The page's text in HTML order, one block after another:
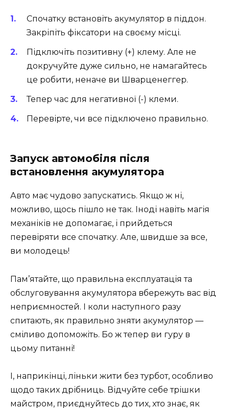
Спочатку встановіть акумулятор в піддон.
Закріпіть фіксатори на своєму місці.
Підключіть позитивну (+) клему. Але не
докручуйте дуже сильно, не намагайтесь
це робити, неначе ви Шварценеггер.
Тепер час для негативної (-) клеми.
Перевірте, чи все підключено правильно.
Запуск автомобіля після
встановлення акумулятора
Авто має чудово запускатись. Якщо ж ні,
можливо, щось пішло не так. Іноді навіть магія
механіків не допомагає, і прийдеться
перевіряти все спочатку. Але, швидше за все,
ви молодець!
Пам’ятайте, що правильна експлуатація та
обслуговування акумулятора вбережуть вас від
неприємностей. І коли наступного разу
спитають, як правильно зняти акумулятор —
сміливо допоможіть. Бо ж тепер ви гуру в
цьому питанні!
І, наприкінці, ліньки жити без турбот, особливо
щодо таких дрібниць. Відчуйте себе трішки
майстром, приєднуйтесь до тих, хто знає, як